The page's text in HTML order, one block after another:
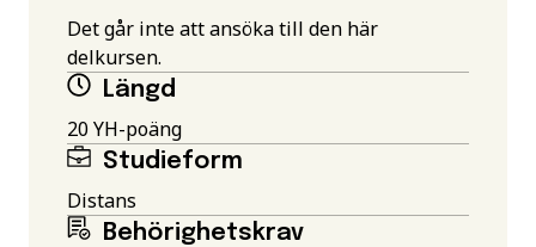
Det går inte att ansöka till den här
delkursen.
Längd
20 YH-poäng
Studieform
Distans
Behörighetskrav